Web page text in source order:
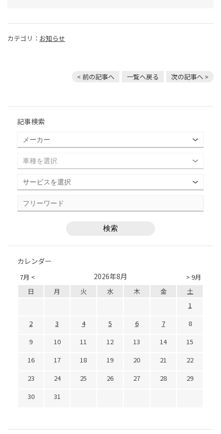
カテゴリ： お知らせ
< 前の記事へ 一覧へ戻る 次の記事へ >
記事検索
カレンダー
7月 < > 9月
2026年8月
日 月 火 水 木 金
土
1
2
3 4 5 6 7
8
9
10 11 12 13 14
15
16
17 18 19 20 21
22
23
24 25 26 27 28
29
30
31